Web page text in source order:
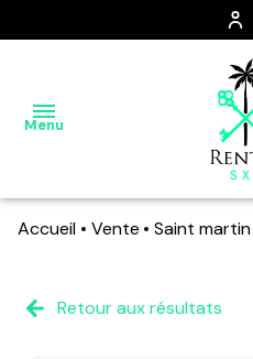
Menu
SAINT
Accueil Vente Saint martin
Retour aux résultats